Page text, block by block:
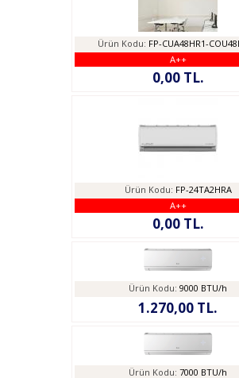
Ürün Kodu: FP-CUA48HR1-
A++
0,00 TL.
Ürün Kodu: FP-24TA2HRA
A++
0,00 TL.
Ürün Kodu: 9000 BTU/h
1.270,00 TL.
Ürün Kodu: 7000 BTU/h